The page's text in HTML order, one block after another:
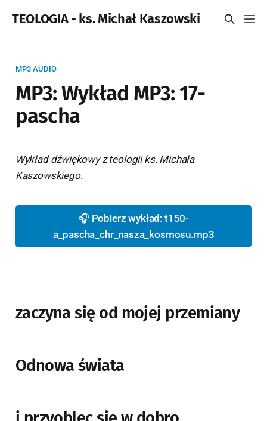
TEOLOGIA - ks. Michał Kaszowski
MP3 AUDIO
MP3: Wykład MP3: 17-
pascha
Wykład dźwiękowy z teologii ks. Michała
Kaszowskiego.
🎧 Pobierz wykład: t150-
a_pascha_chr_nasza_kosmosu.mp3
zaczyna się od mojej przemiany
Odnowa świata